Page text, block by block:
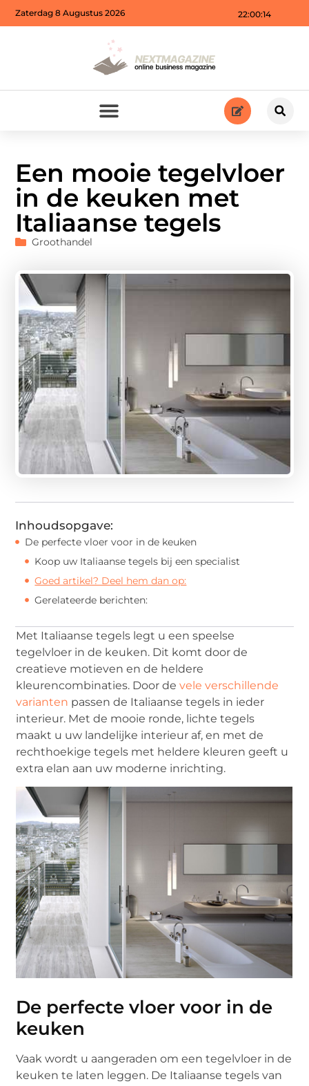
22:00:15
Zaterdag 8 Augustus 2026
Een mooie tegelvloer
in de keuken met
Italiaanse tegels
Groothandel
Inhoudsopgave:
De perfecte vloer voor in de keuken
Koop uw Italiaanse tegels bij een specialist
Goed artikel? Deel hem dan op:
Gerelateerde berichten:
Met Italiaanse tegels legt u een speelse
tegelvloer in de keuken. Dit komt door de
creatieve motieven en de heldere
kleurencombinaties. Door devele verschillende
varianten passen de Italiaanse tegels in ieder
interieur. Met de mooie ronde, lichte tegels
maakt u uw landelijke interieur af, en met de
rechthoekige tegels met heldere kleuren geeft u
extra elan aan uw moderne inrichting.
De perfecte vloer voor in de
keuken
Vaak wordt u aangeraden om een tegelvloer in de
keuken te laten leggen. De Italiaanse tegels van